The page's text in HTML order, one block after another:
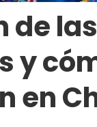
de las
y
en